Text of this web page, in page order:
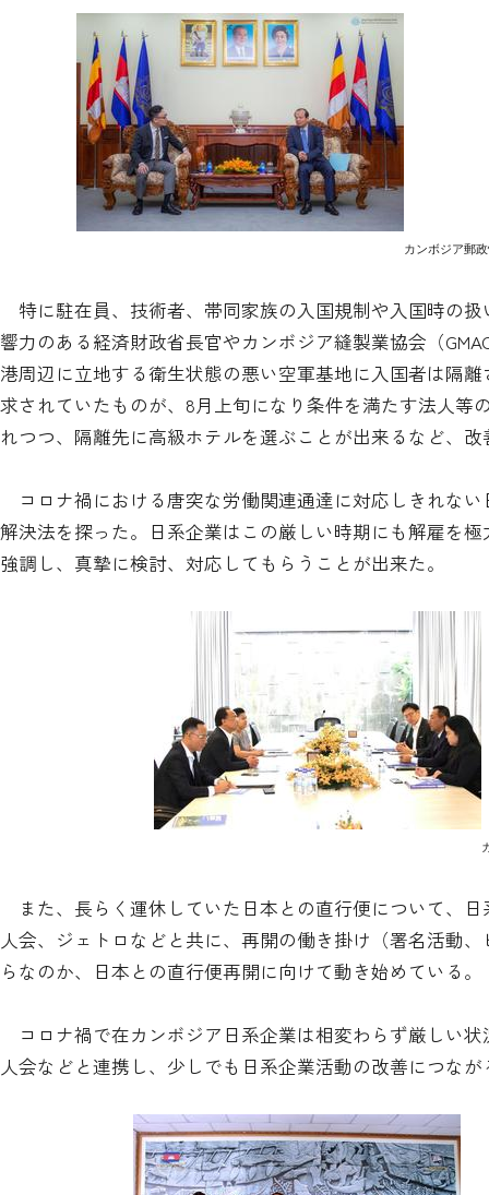
カンボジア郵
特に駐在員、技術者、帯同家族の入国規制や入国時の
響力のある経済財政省長官やカンボジア縫製業協会（
港周辺に立地する衛生状態の悪い空軍基地に入国者は隔
求されていたものが、8月上旬になり条件を満たす法人等
れつつ、隔離先に高級ホテルを選ぶことが出来るなど、
コロナ禍における唐突な労働関連通達に対応しきれな
解決法を探った。日系企業はこの厳しい時期にも解雇を
強調し、真摯に検討、対応してもらうことが出来た。
また、長らく運休していた日本との直行便について、
人会、ジェトロなどと共に、再開の働き掛け（署名活動
らなのか、日本との直行便再開に向けて動き始めている。
コロナ禍で在カンボジア日系企業は相変わらず厳しい
人会などと連携し、少しでも日系企業活動の改善につな